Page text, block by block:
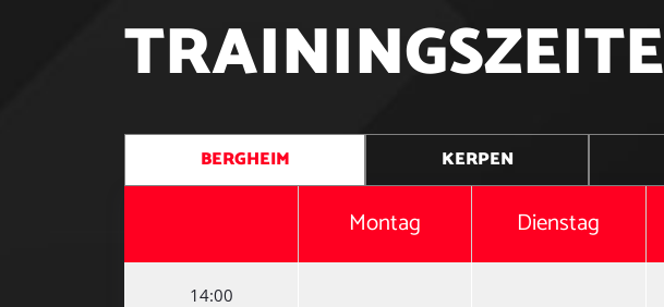
TRAININGSZEITE
BERGHEIM KERPEN
14:00
Montag Dienstag